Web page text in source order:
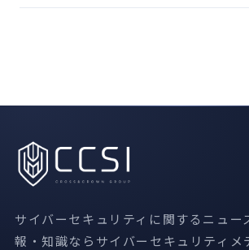
サイバーセキュリティに関するニュー
報・知識ならサイバーセキュリティメ